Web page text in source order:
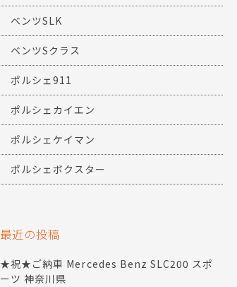
ベンツSLK
ベンツSクラス
ポルシェ911
ポルシェカイエン
ポルシェケイマン
ポルシェボクスター
最近の投稿
★祝★ご納車 Mercedes Benz SLC200 スポ
ーツ 神奈川県